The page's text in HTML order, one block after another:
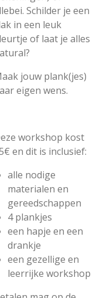
Schilder je een
in een leuk
of laat je alles
jouw plank(jes)
eigen wens.
workshop kost
en dit is inclusief:
alle nodige
materialen en
gereedschappen
4 plankjes
een hapje en een
drankje
een gezellige en
leerrijke workshop